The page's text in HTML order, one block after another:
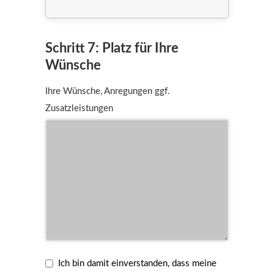
Schritt 7: Platz für Ihre
Wünsche
Ihre Wünsche, Anregungen ggf.
Zusatzleistungen
Ich bin damit einverstanden, dass meine